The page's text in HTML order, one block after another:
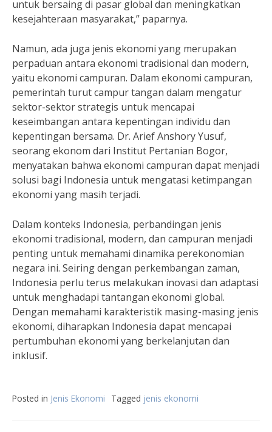
untuk bersaing di pasar global dan meningkatkan
kesejahteraan masyarakat,” paparnya.
Namun, ada juga jenis ekonomi yang merupakan
perpaduan antara ekonomi tradisional dan modern,
yaitu ekonomi campuran. Dalam ekonomi campuran,
pemerintah turut campur tangan dalam mengatur
sektor-sektor strategis untuk mencapai
keseimbangan antara kepentingan individu dan
kepentingan bersama. Dr. Arief Anshory Yusuf,
seorang ekonom dari Institut Pertanian Bogor,
menyatakan bahwa ekonomi campuran dapat menjadi
solusi bagi Indonesia untuk mengatasi ketimpangan
ekonomi yang masih terjadi.
Dalam konteks Indonesia, perbandingan jenis
ekonomi tradisional, modern, dan campuran menjadi
penting untuk memahami dinamika perekonomian
negara ini. Seiring dengan perkembangan zaman,
Indonesia perlu terus melakukan inovasi dan adaptasi
untuk menghadapi tantangan ekonomi global.
Dengan memahami karakteristik masing-masing jenis
ekonomi, diharapkan Indonesia dapat mencapai
pertumbuhan ekonomi yang berkelanjutan dan
inklusif.
Posted in Jenis Ekonomi Tagged jenis ekonomi